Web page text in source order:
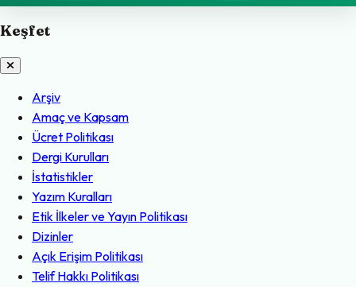
Keşfet
Arşiv
Amaç ve Kapsam
Ücret Politikası
Dergi Kurulları
İstatistikler
Yazım Kuralları
Etik İlkeler ve Yayın Politikası
Dizinler
Açık Erişim Politikası
Telif Hakkı Politikası